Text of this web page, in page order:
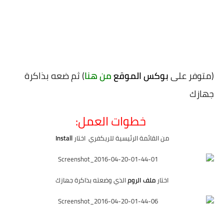
(متوفر علىبوكس الموقعمن هنا) ثم ضعه بذاكرة
جهازك
خطوات العمل:
من القائمة الرئيسية للريكفري اختارInstall
اختار ملف الرومالذي وضعته بذاكرة جهازك